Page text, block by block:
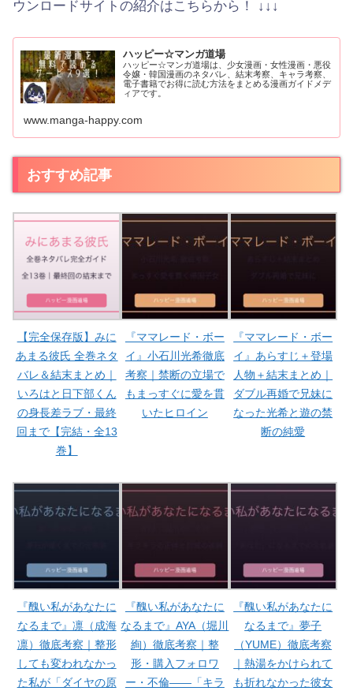
ウンロードサイトの紹介はこちらから！ ↓↓↓
ハッピー☆マンガ道場
ハッピー☆マンガ道場は、少女漫画・女性漫画・悪役
令嬢・韓国漫画のネタバレ、結末考察、キャラ考察、
電子書籍でお得に読む方法をまとめる漫画ガイドメデ
ィアです。
www.manga-happy.com
おすすめ記事
【完全保存版】みに
あまる彼氏 全巻ネタ
バレ＆結末まとめ｜
いろはと日下部くん
の身長差ラブ・最終
回まで【完結・全13
巻】
『ママレード・ボー
イ』小石川光希徹底
考察｜禁断の立場で
もまっすぐに愛を貫
いたヒロイン
『ママレード・ボー
イ』あらすじ＋登場
人物＋結末まとめ｜
ダブル再婚で兄妹に
なった光希と遊の禁
断の純愛
『醜い私があなたに
なるまで』凛（成海
凛）徹底考察｜整形
しても変われなかっ
た私が「ダイヤの原
『醜い私があなたに
なるまで』AYA（堀川
絢）徹底考察｜整
形・購入フォロワ
ー・不倫——「キラ
『醜い私があなたに
なるまで』夢子
（YUME）徹底考察
｜熱湯をかけられて
も折れなかった彼女